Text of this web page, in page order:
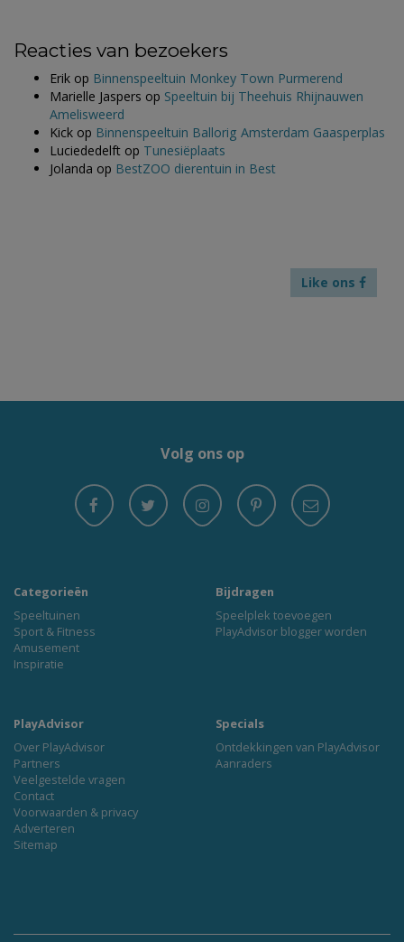
Reacties van bezoekers
Erik op Binnenspeeltuin Monkey Town Purmerend
Marielle Jaspers op Speeltuin bij Theehuis Rhijnauwen
Amelisweerd
Kick op Binnenspeeltuin Ballorig Amsterdam Gaasperplas
Luciededelft op Tunesiëplaats
Jolanda op BestZOO dierentuin in Best
Like ons
Volg ons op
Categorieën
Speeltuinen
Sport & Fitness
Amusement
Inspiratie
Bijdragen
Speelplek toevoegen
PlayAdvisor blogger worden
PlayAdvisor
Over PlayAdvisor
Partners
Veelgestelde vragen
Contact
Voorwaarden & privacy
Adverteren
Sitemap
Specials
Ontdekkingen van PlayAdvisor
Aanraders